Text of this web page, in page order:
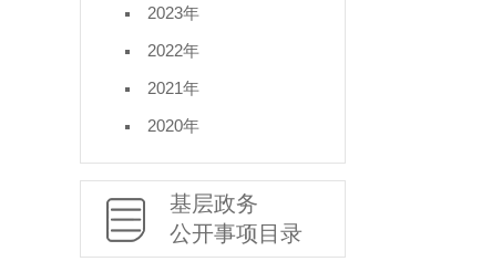
2023年
2022年
2021年
2020年
基层政务
公开事项目录